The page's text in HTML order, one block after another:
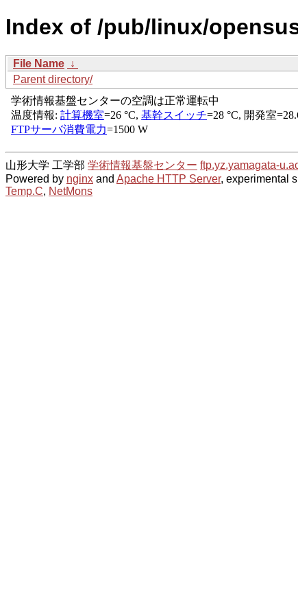
Index of /pub/linux/
File Name ↓
Parent directory/
山形大学 工学部 学術情報基盤センター ftp.yz.yamagata-
Powered by nginx and Apache HTTP Server, experimental
Temp.C, NetMons